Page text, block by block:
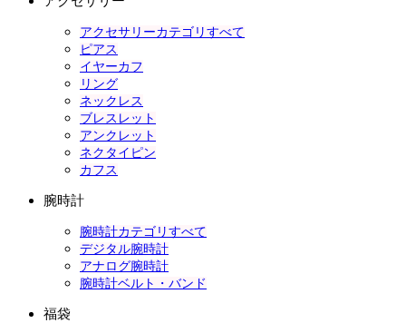
アクセサリーカテゴリすべて
ピアス
イヤーカフ
リング
ネックレス
ブレスレット
アンクレット
ネクタイピン
カフス
腕時計
腕時計カテゴリすべて
デジタル腕時計
アナログ腕時計
腕時計ベルト・バンド
福袋